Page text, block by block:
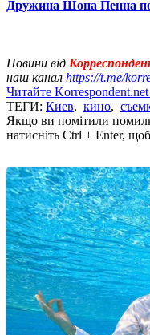
Дружина Шона Пенна
Новини від
наш канал https://t.me/
Читайте
ТЕГИ: Киев, кино,
Якщо ви помітили
натисніть Ctrl + Enter,